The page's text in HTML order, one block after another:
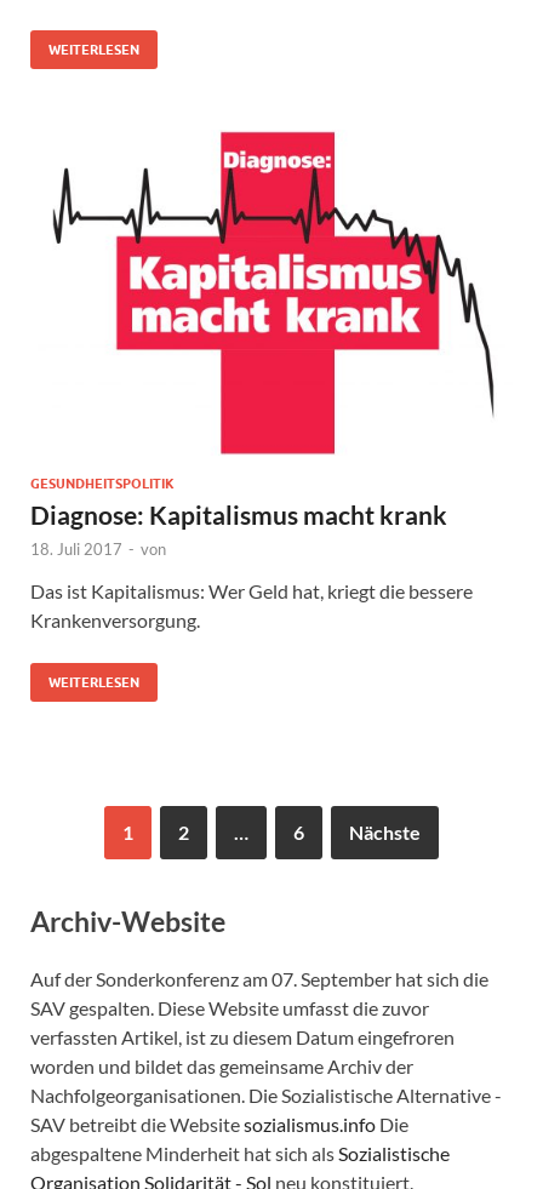
WEITERLESEN
GESUNDHEITSPOLITIK
Diagnose: Kapitalismus macht krank
18. Juli 2017 - von
Das ist Kapitalismus: Wer Geld hat, kriegt die bessere
Krankenversorgung.
WEITERLESEN
1 2 … 6 Nächste
Archiv-Website
Auf der Sonderkonferenz am 07. September hat sich die
SAV gespalten. Diese Website umfasst die zuvor
verfassten Artikel, ist zu diesem Datum eingefroren
worden und bildet das gemeinsame Archiv der
Nachfolgeorganisationen. Die Sozialistische Alternative -
SAV betreibt die Websitesozialismus.info Die
abgespaltene Minderheit hat sich als Sozialistische
Organisation Solidarität - Sol neu konstituiert.